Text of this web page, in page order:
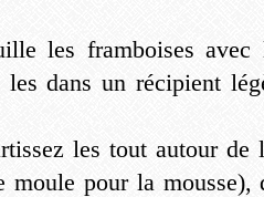
les framboises
les dans un récipient
les tout autour
moule pour la mousse),